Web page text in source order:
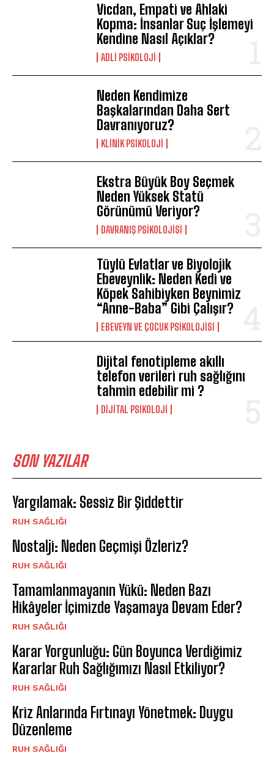
Gizlilik politikasınıokudum, onaylıyorum.
Vicdan, Empati ve Ahlaki
Kopma: İnsanlar Suç İşlemeyi
Kendine Nasıl Açıklar?
ADLI PSIKOLOJI
Neden Kendimize
Başkalarından Daha Sert
Davranıyoruz?
KLINIK PSIKOLOJI
Ekstra Büyük Boy Seçmek
Neden Yüksek Statü
Görünümü Veriyor?
DAVRANIŞ PSIKOLOJISI
Tüylü Evlatlar ve Biyolojik
Ebeveynlik: Neden Kedi ve
Köpek Sahibiyken Beynimiz
“Anne-Baba” Gibi Çalışır?
EBEVEYN VE ÇOCUK PSIKOLOJISI
Dijital fenotipleme akıllı
telefon verileri ruh sağlığını
tahmin edebilir mi ?
DIJITAL PSIKOLOJI
SON YAZILAR
Yargılamak: Sessiz Bir Şiddettir
⁠RUH SAĞLIĞI
Nostalji: Neden Geçmişi Özleriz?
⁠RUH SAĞLIĞI
Tamamlanmayanın Yükü: Neden Bazı
Hikâyeler İçimizde Yaşamaya Devam Eder?
⁠RUH SAĞLIĞI
Karar Yorgunluğu: Gün Boyunca Verdiğimiz
Kararlar Ruh Sağlığımızı Nasıl Etkiliyor?
⁠RUH SAĞLIĞI
Kriz Anlarında Fırtınayı Yönetmek: Duygu
Düzenleme
⁠RUH SAĞLIĞI